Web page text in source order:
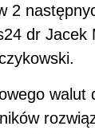
2
dr Jacek
walut